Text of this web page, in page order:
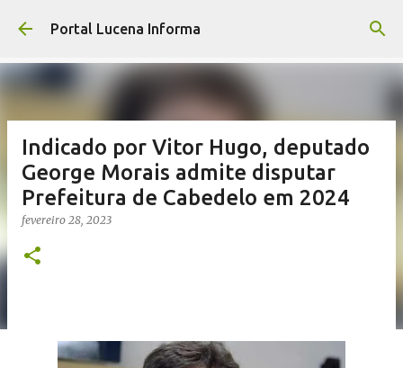
Pular para o conteúdo principal
Portal Lucena Informa
Indicado por Vitor Hugo, deputado
George Morais admite disputar
Prefeitura de Cabedelo em 2024
fevereiro 28, 2023